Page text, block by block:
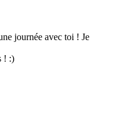
journée avec toi ! Je
! :)